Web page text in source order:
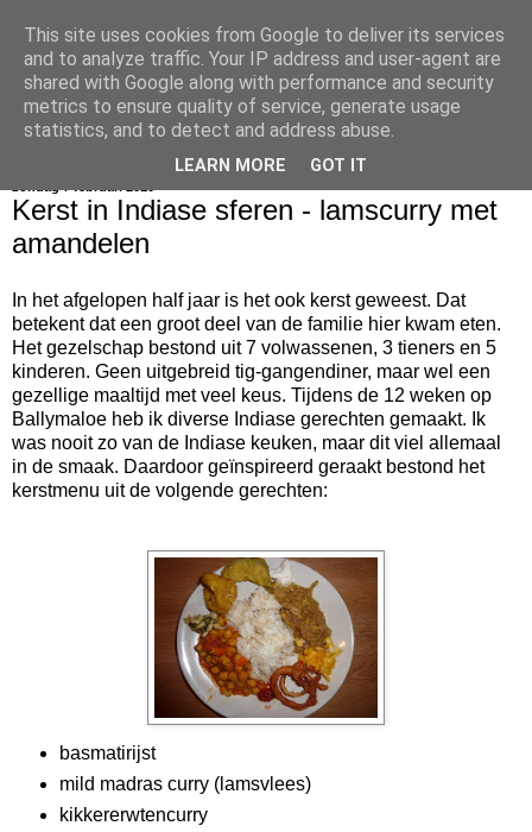
bijna net zo lekker als thuis
Kerst in Indiase sferen - lamscurry met
amandelen
In het afgelopen half jaar is het ook kerst geweest. Dat
betekent dat een groot deel van de familie hier kwam eten.
Het gezelschap bestond uit 7 volwassenen, 3 tieners en 5
kinderen. Geen uitgebreid tig-gangendiner, maar wel een
gezellige maaltijd met veel keus. Tijdens de 12 weken op
Ballymaloe heb ik diverse Indiase gerechten gemaakt. Ik
was nooit zo van de Indiase keuken, maar dit viel allemaal
in de smaak. Daardoor geïnspireerd geraakt bestond het
kerstmenu uit de volgende gerechten:
basmatirijst
mild madras curry (lamsvlees)
kikkererwtencurry
This site uses cookies from Google to deliver its services
and to analyze traffic. Your IP address and user-agent are
shared with Google along with performance and security
metrics to ensure quality of service, generate usage
statistics, and to detect and address abuse.
LEARN MORE GOT IT